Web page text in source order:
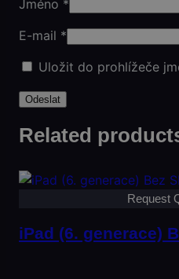
Jméno *
E-mail *
Uložit do prohlížeče
Related
Request
iPad (6. generace)